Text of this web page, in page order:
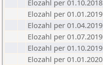
Elozahl per 01.10.2018
Elozahl per 01.01.2019
Elozahl per 01.04.2019
Elozahl per 01.07.2019
Elozahl per 01.10.2019
Elozahl per 01.01.2020